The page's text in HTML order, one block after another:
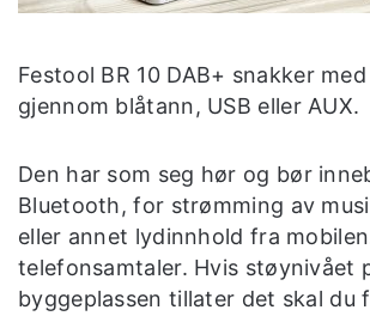
Festool BR 10 DAB+ snakker
gjennom blåtann, USB eller AUX.
Den har som seg hør og bør
Bluetooth, for strømming av
eller annet lydinnhold fra
telefonsamtaler. Hvis støynivået
byggeplassen tillater det skal du